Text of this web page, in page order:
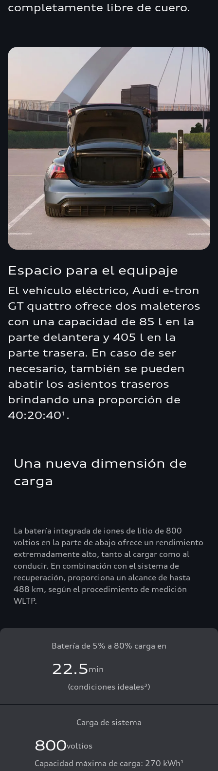
completamente libre de cuero.
Espacio para el equipaje
El vehículo eléctrico, Audi e-tron
GT quattro ofrece dos maleteros
con una capacidad de 85 l en la
parte delantera y 405 l en la
parte trasera. En caso de ser
necesario, también se pueden
abatir los asientos traseros
brindando una proporción de
40:20:40¹.
Una nueva dimensión de
carga
La batería integrada de iones de litio de 800
voltios en la parte de abajo ofrece un rendimiento
extremadamente alto, tanto al cargar como al
conducir. En combinación con el sistema de
recuperación, proporciona un alcance de hasta
488 km, según el procedimiento de medición
WLTP.
Batería de 5% a 80% carga en
22.5min
(condiciones ideales³)
Carga de sistema
800voltios
Capacidad máxima de carga: 270 kWh¹